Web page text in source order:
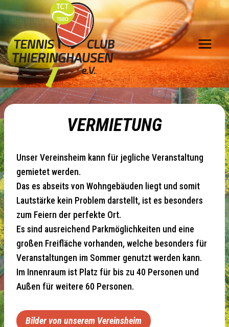
springen
VERMIETUNG
Unser Vereinsheim kann für jegliche Veranstaltung
gemietet werden.
Das es abseits von Wohngebäuden liegt und somit
Lautstärke kein Problem darstellt, ist es besonders
zum Feiern der perfekte Ort.
Es sind ausreichend Parkmöglichkeiten und eine
großen Freifläche vorhanden, welche besonders für
Veranstaltungen im Sommer genutzt werden kann.
Im Innenraum ist Platz für bis zu 40 Personen und
Außen für weitere 60 Personen.
Bilder von unserem Vereinsheim